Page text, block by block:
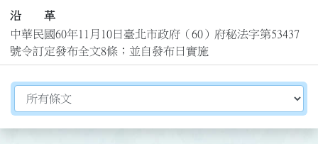
沿 革
中華民國60年11月10日臺北市政府（60）府秘法字第53437
號令訂定發布全文8條；並自發布日實施
切換選擇法規資訊內容